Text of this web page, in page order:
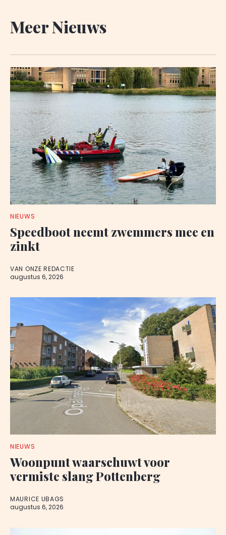
Meer Nieuws
NIEUWS
Speedboot neemt zwemmers mee en
zinkt
VAN ONZE REDACTIE
augustus 6, 2026
NIEUWS
Woonpunt waarschuwt voor
vermiste slang Pottenberg
MAURICE UBAGS
augustus 6, 2026